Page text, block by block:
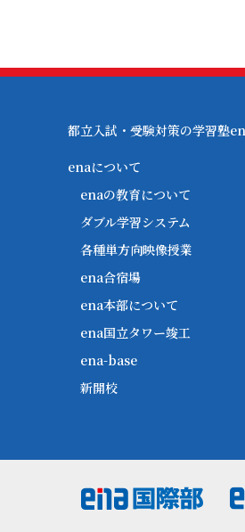
都立入試・受験対策の学習塾
enaについて
enaの教育について
ダブル学習システム
各種単方向映像授業
ena合宿場
ena本部について
ena国立タワー竣工
ena-base
新開校